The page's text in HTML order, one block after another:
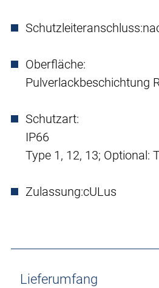
Schutzleiteranschluss:
Oberfläche:
Pulverlackbeschichtung
Schutzart:
IP66
Type 1, 12, 13; Optional:
Zulassung:cULus
Lieferumfang